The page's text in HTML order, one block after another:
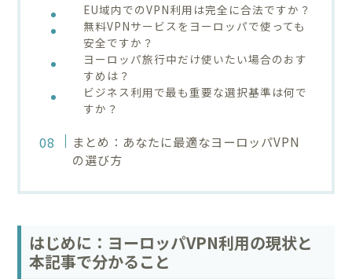
EU域内でのVPN利用は完全に合法ですか？
無料VPNサービスをヨーロッパで使っても
安全ですか？
ヨーロッパ旅行中だけ使いたい場合のおす
すめは？
ビジネス利用で最も重要な選択基準は何で
すか？
まとめ：あなたに最適なヨーロッパVPN
の選び方
はじめに：ヨーロッパVPN利用の現状と
本記事で分かること